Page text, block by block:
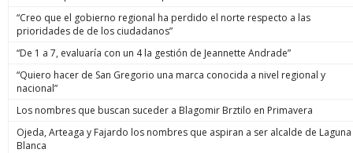
“Creo que el gobierno regional ha perdido el norte respecto a las
prioridades de de los ciudadanos”
“De 1 a 7, evaluaría con un 4 la gestión de Jeannette Andrade”
“Quiero hacer de San Gregorio una marca conocida a nivel regional y
nacional”
Los nombres que buscan suceder a Blagomir Brztilo en Primavera
Ojeda, Arteaga y Fajardo los nombres que aspiran a ser alcalde de Laguna
Blanca